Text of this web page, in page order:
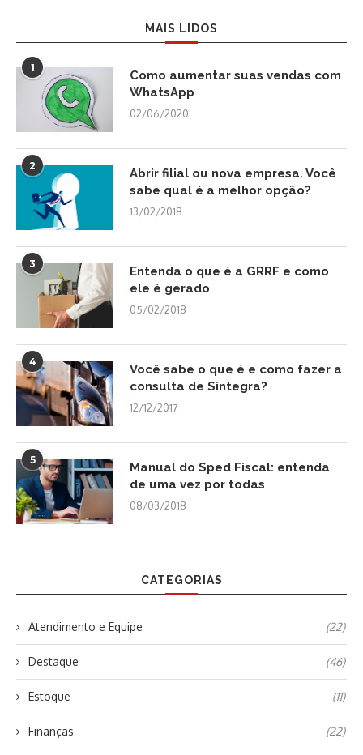
MAIS LIDOS
1
Como aumentar suas vendas com
WhatsApp
02/06/2020
2
Abrir filial ou nova empresa. Você
sabe qual é a melhor opção?
13/02/2018
3
Entenda o que é a GRRF e como
ele é gerado
05/02/2018
4
Você sabe o que é e como fazer a
consulta de Sintegra?
12/12/2017
5
Manual do Sped Fiscal: entenda
de uma vez por todas
08/03/2018
CATEGORIAS
Atendimento e Equipe (22)
Destaque (46)
Estoque (11)
Finanças (22)